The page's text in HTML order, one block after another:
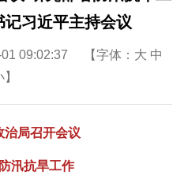
习近平主持会议
09:02:37 【字体： 大 中
】
治局召开会议
汛抗旱工作